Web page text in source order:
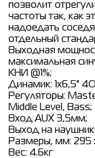
позволит
частоты так, как
надоедать
отдельный
Выходная
максимальная
КНИ @1%;
Динамик: 1х6,5"
Регуляторы:
Middle Level, Bass;
Вход AUX 3,5мм;
Выход на
Размеры, мм: 295
Вес: 4.6кг